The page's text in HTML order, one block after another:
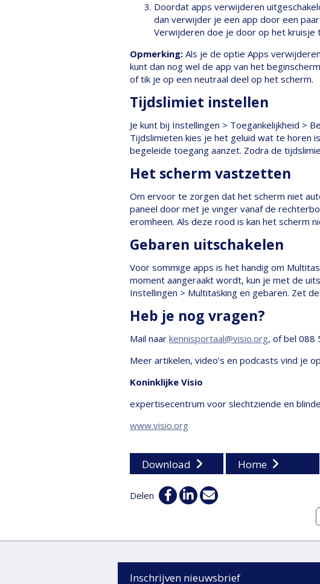
Doordat apps verwijderen
dan verwijder je een app door een
Verwijderen doe je door op het kruisje
Opmerking: Als je de optie Apps
kunt dan nog wel de app van het
of tik je op een neutraal deel op het scherm.
Tijdslimiet instellen
Je kunt bij Instellingen > Toegankelijkheid >
Tijdslimieten kies je het geluid wat te horen
begeleide toegang aanzet. Zodra de
Het scherm vastzetten
Om ervoor te zorgen dat het scherm niet
paneel door met je vinger vanaf de
eromheen. Als deze rood is kan het scherm
Gebaren uitschakelen
Voor sommige apps is het handig om
moment aangeraakt wordt, kun je met de
Instellingen > Multitasking en gebaren. Zet
Heb je nog vragen?
Mail naar kennisportaal@visio.org, of bel 088
Meer artikelen, video’s en podcasts vind je op
Koninklijke Visio
expertisecentrum voor slechtziende en
www.visio.org
Download Home
Delen Facebook
Linkedin
E-
Inschrijven nieuwsbrief